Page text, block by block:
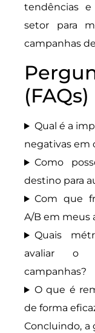
tendências
setor para
campanhas
(FAQs)
Qual é a
negativas em
Como
destino para
Com que
A/B em meus
Quais
avaliar o
campanhas?
O que é
de forma
Concluindo, a